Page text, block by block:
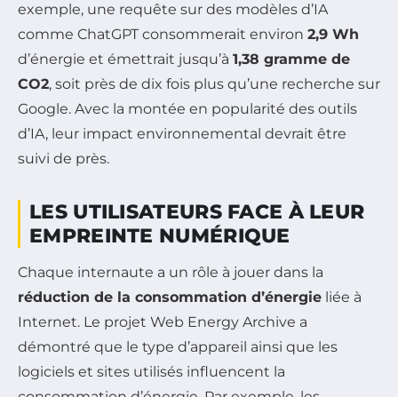
exemple, une requête sur des modèles d’IA
comme ChatGPT consommerait environ 2,9 Wh
d’énergie et émettrait jusqu’à 1,38 gramme de
CO2, soit près de dix fois plus qu’une recherche sur
Google. Avec la montée en popularité des outils
d’IA, leur impact environnemental devrait être
suivi de près.
LES UTILISATEURS FACE À LEUR
EMPREINTE NUMÉRIQUE
Chaque internaute a un rôle à jouer dans la
réduction de la consommation d’énergie liée à
Internet. Le projet Web Energy Archive a
démontré que le type d’appareil ainsi que les
logiciels et sites utilisés influencent la